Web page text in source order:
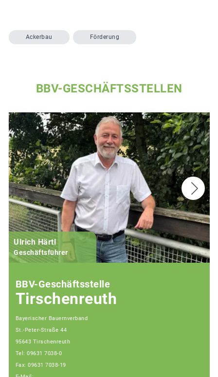
Ackerbau Förderung
BBV-GESCHÄFTSSTELLEN
Ulrich Härtl
Geschäftsführer
BBV-Geschäftsstelle
Tirschenreuth
Bayerischer Bauernverband
St.-Peter-Straße 44
95643 Tirschenreuth
Tel: 09631 7038-0
Fax: 09631 7038-19